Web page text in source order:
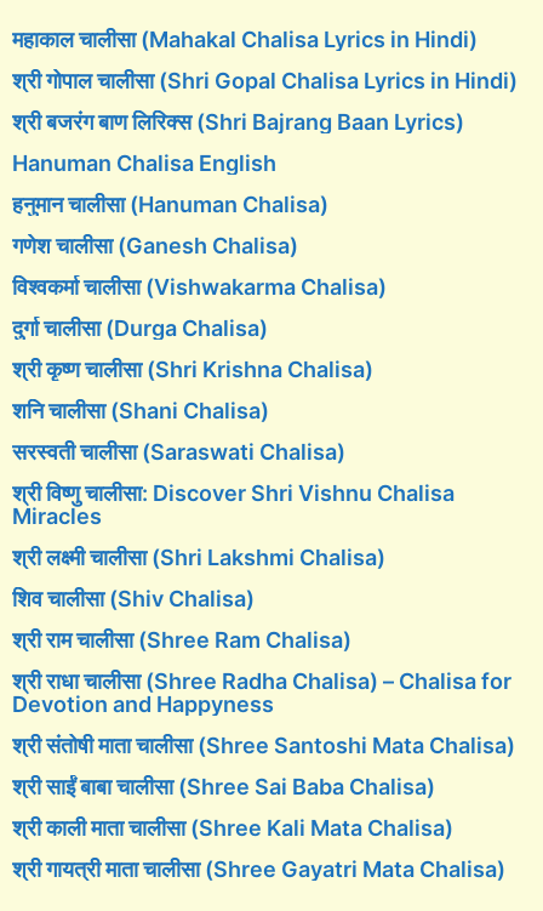
महाकाल चालीसा (Mahakal Chalisa Lyrics in Hindi)
श्री गोपाल चालीसा (Shri Gopal Chalisa Lyrics in Hindi)
श्री बजरंग बाण लिरिक्स (Shri Bajrang Baan Lyrics)
Hanuman Chalisa English
हनुमान चालीसा (Hanuman Chalisa)
गणेश चालीसा (Ganesh Chalisa)
विश्वकर्मा चालीसा (Vishwakarma Chalisa)
दुर्गा चालीसा (Durga Chalisa)
श्री कृष्ण चालीसा (Shri Krishna Chalisa)
शनि चालीसा (Shani Chalisa)
सरस्वती चालीसा (Saraswati Chalisa)
श्री विष्णु चालीसा: Discover Shri Vishnu Chalisa
Miracles
श्री लक्ष्मी चालीसा (Shri Lakshmi Chalisa)
शिव चालीसा (Shiv Chalisa)
श्री राम चालीसा (Shree Ram Chalisa)
श्री राधा चालीसा (Shree Radha Chalisa) – Chalisa for
Devotion and Happyness
श्री संतोषी माता चालीसा (Shree Santoshi Mata Chalisa)
श्री साईं बाबा चालीसा (Shree Sai Baba Chalisa)
श्री काली माता चालीसा (Shree Kali Mata Chalisa)
श्री गायत्री माता चालीसा (Shree Gayatri Mata Chalisa)